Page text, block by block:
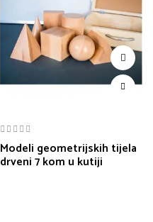
Modeli geometrijskih tijela
drveni 7 kom u kutiji